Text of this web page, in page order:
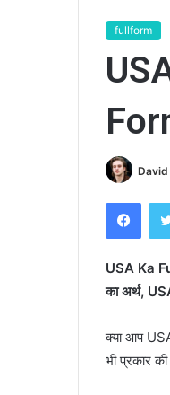
fullform
David
USA Ka
का अर्थ,
क्या आप
भी प्रकार